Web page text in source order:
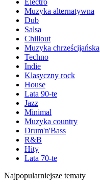
Electro
Muzyka alternatywna
Dub
Salsa
Chillout
Muzyka chrześcijańska
Techno
Indie
Klasyczny rock
House
Lata 90-te
Jazz
Minimal
Muzyka country
Drum'n'Bass
R&B
Hity
Lata 70-te
Najpopularniejsze tematy